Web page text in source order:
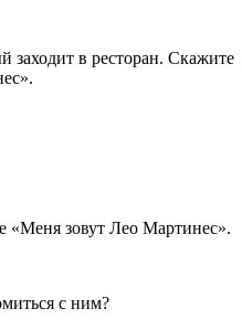
заходит в ресторан. Скажите
«Меня зовут Лео Мартинес».
с ним?